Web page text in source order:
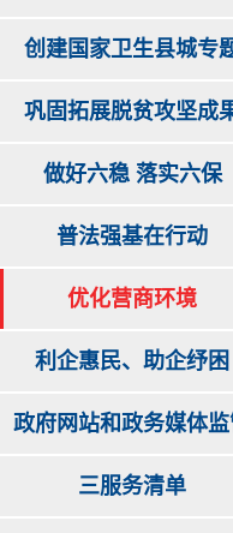
创建国家卫生县城专
巩固拓展脱贫攻坚成
做好六稳 落实六保
普法强基在行动
优化营商环境
利企惠民、助企纾困
政府网站和政务媒体
三服务清单